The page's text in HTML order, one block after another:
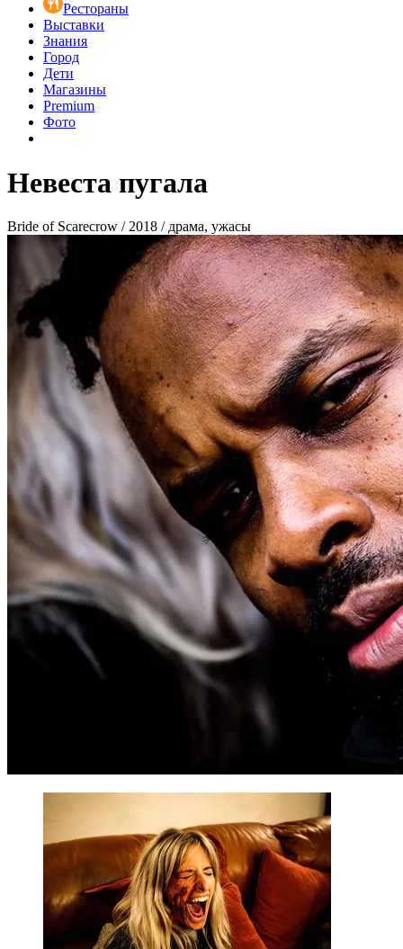
Рестораны
Выставки
Знания
Город
Дети
Магазины
Premium
Фото
Невеста пугала
Bride of Scarecrow / 2018 / драма, ужасы